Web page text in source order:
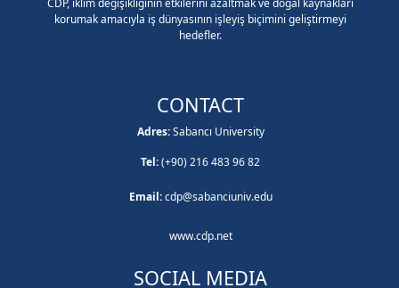
CDP, iklim değişikliğinin etkilerini azaltmak ve doğal kaynakları
korumak amacıyla iş dünyasının işleyiş biçimini geliştirmeyi
hedefler.
CONTACT
Adres:Sabancı University
Tel:(+90) 216 483 96 82
Email: cdp@sabanciuniv.edu
www.cdp.net
SOCIAL MEDIA